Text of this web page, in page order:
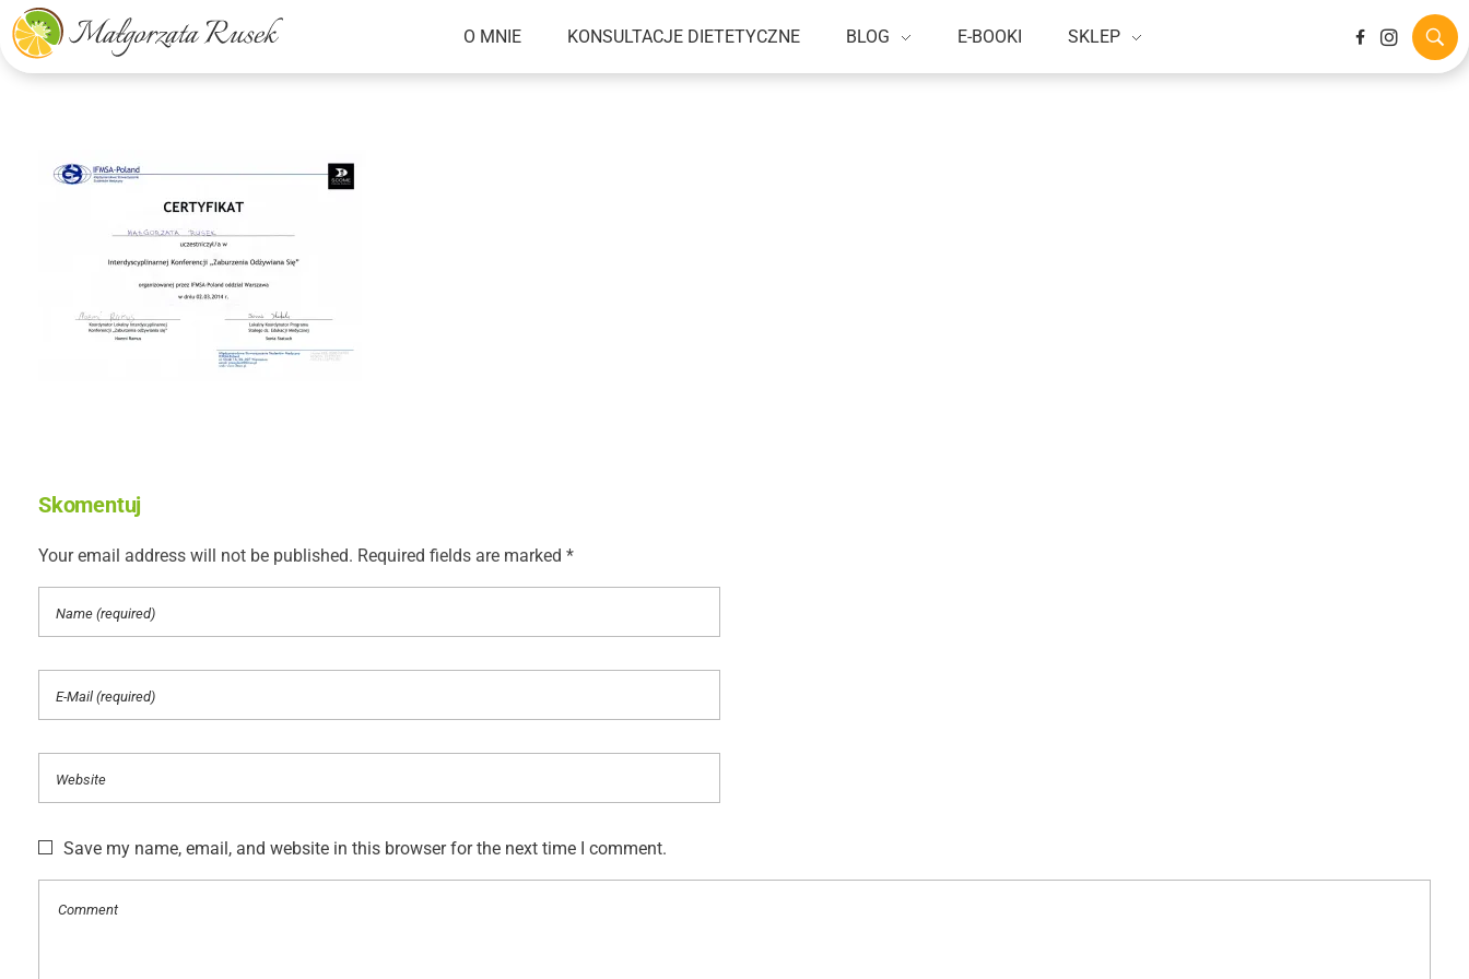
Małgorzata Rusek - dietetyk z pasją
Dietetyka kliniczna & Psychodietetyka
O MNIE KONSULTACJE DIETETYCZNE BLOG E-BOOKI SKLEP
Skomentuj
Your email address will not be published. Required fields are marked *
Save my name, email, and website in this browser for the next time I comment.